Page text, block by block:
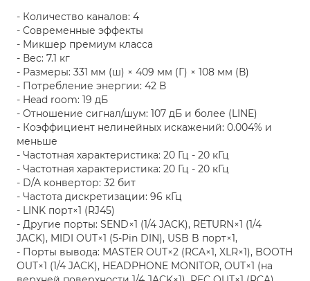
- Количество каналов: 4
- Cовременные эффекты
- Микшер премиум класса
- Вес: 7.1 кг
- Размеры: 331 мм (ш) × 409 мм (Г) × 108 мм (В)
- Потребление энергии: 42 В
- Head room: 19 дБ
- Отношение сигнал/шум: 107 дБ и более (LINE)
- Коэффициент нелинейных искажений: 0.004% и
меньше
- Частотная характеристика: 20 Гц - 20 кГц
- Частотная характеристика: 20 Гц - 20 кГц
- D/A конвертор: 32 бит
- Частота дискретизации: 96 кГц
- LINK порт×1 (RJ45)
- Другие порты: SEND×1 (1/4 JACK), RETURN×1 (1/4
JACK), MIDI OUT×1 (5-Pin DIN), USB B порт×1,
- Порты вывода: MASTER OUT×2 (RCA×1, XLR×1), BOOTH
OUT×1 (1/4 JACK), HEADPHONE MONITOR, OUT×1 (на